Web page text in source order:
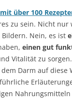
über 100
zu sein. Nicht nur
Nein, es ist
einen gut
Vitalität zu
Darm auf diese